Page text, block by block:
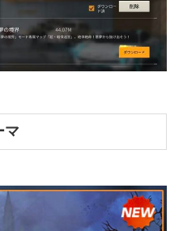
マ